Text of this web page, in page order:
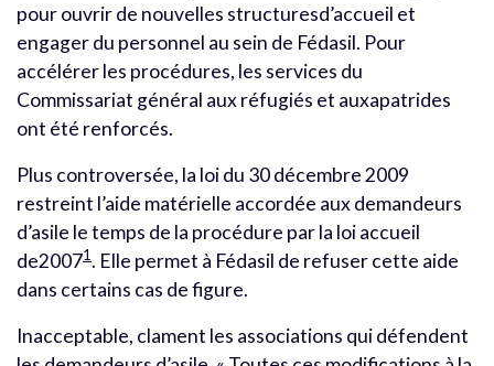
pour ouvrir de nouvelles structuresd’accueil et
engager du personnel au sein de Fédasil. Pour
accélérer les procédures, les services du
Commissariat général aux réfugiés et auxapatrides
ont été renforcés.
Plus controversée, la loi du 30 décembre 2009
restreint l’aide matérielle accordée aux demandeurs
d’asile le temps de la procédure par la loi accueil
de20071. Elle permet à Fédasil de refuser cette aide
dans certains cas de figure.
Inacceptable, clament les associations qui défendent